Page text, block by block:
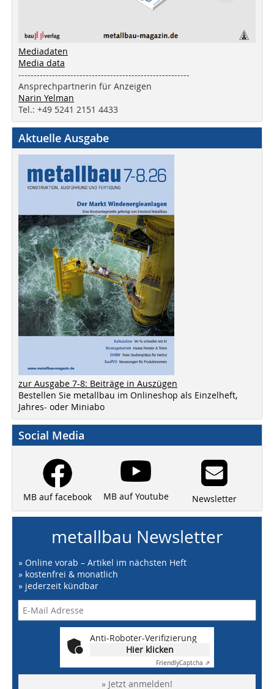
Mediadaten
Media data
--------------------------------------------------------
Ansprechpartnerin für Anzeigen
Narin Yelman
Tel.: +49 5241 2151 4433
Aktuelle Ausgabe
zur Ausgabe 7-8: Beiträge in Auszügen
Bestellen Sie metallbau im Onlineshop als Einzelheft,
Jahres- oder Miniabo
Social Media
MB auf facebook MB auf Youtube Newsletter
metallbau Newsletter
» Online vorab – Artikel im nächsten Heft
» kostenfrei & monatlich
» jederzeit kündbar
Anti-Roboter-Verifizierung
Hier klicken
FriendlyCaptcha ⇗
» Jetzt anmelden!